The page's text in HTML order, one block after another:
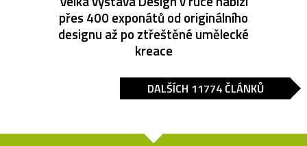
přes 400 exponátů od originálního
designu až po ztřeštěné umělecké
kreace
DALŠÍCH 11774 ČLÁNKŮ